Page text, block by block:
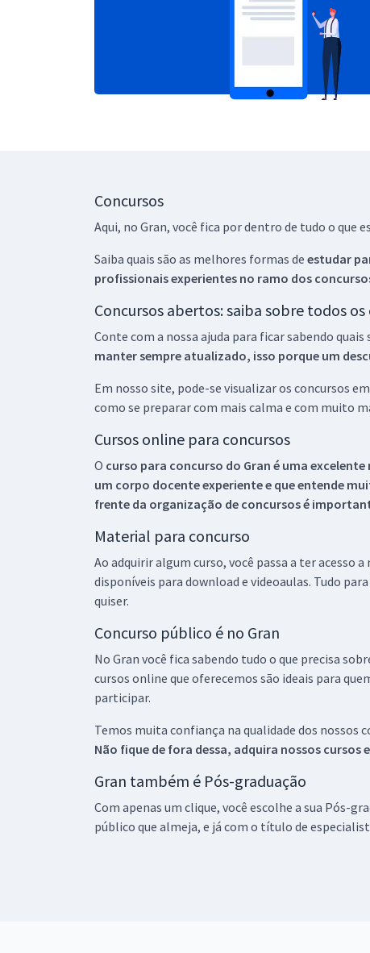
Concursos
Aqui, no Gran, você fica por dentro de tudo o que
Saiba quais são as melhores formas de estudar
profissionais experientes no ramo dos
Concursos abertos: saiba sobre todos
Conte com a nossa ajuda para ficar sabendo quais
manter sempre atualizado, isso porque um
Em nosso site, pode-se visualizar os concursos
como se preparar com mais calma e com muito
Cursos online para concursos
O curso para concurso do Gran é uma
um corpo docente experiente e que entende
frente da organização de concursos é
Material para concurso
Ao adquirir algum curso, você passa a ter acesso
disponíveis para download e videoaulas. Tudo
quiser.
Concurso público é no Gran
No Gran você fica sabendo tudo o que precisa
cursos online que oferecemos são ideais para
participar.
Temos muita confiança na qualidade dos nossos
Não fique de fora dessa, adquira nossos
Gran também é Pós-graduação
Com apenas um clique, você escolhe a sua Pós-
público que almeja, e já com o título de